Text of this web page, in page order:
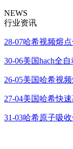
NEWS
行业资讯
28-07哈希视频熔
30-06美国hach全
26-05美国哈希视
27-04美国哈希快
31-03哈希原子吸